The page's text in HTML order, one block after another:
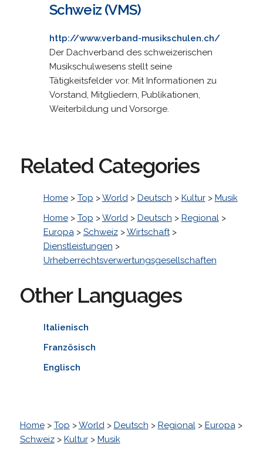
Schweiz (VMS)
http://www.verband-musikschulen.ch/
Der Dachverband des schweizerischen
Musikschulwesens stellt seine
Tätigkeitsfelder vor. Mit Informationen zu
Vorstand, Mitgliedern, Publikationen,
Weiterbildung und Vorsorge.
Related Categories
Home> Top >World> Deutsch > Kultur> Musik
Home> Top >World> Deutsch > Regional>
Europa> Schweiz>Wirtschaft>
Dienstleistungen >
Urheberrechtsverwertungsgesellschaften
Other Languages
Italienisch
Französisch
Englisch
Home> Top >World> Deutsch > Regional> Europa>
Schweiz> Kultur> Musik